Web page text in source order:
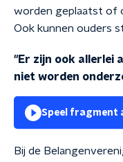
worden geplaatst of
Ook kunnen ouders
"Er zijn ook allerlei
niet worden
Speel fragment
Bij de